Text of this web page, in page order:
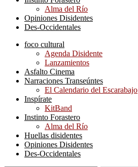
Alma del Río
Opiniones Disidentes
Des-Occidentales
foco cultural
Agenda Disidente
Lanzamientos
Asfalto Cinema
Narraciones Transeúntes
El Calendario del Escarabajo
Inspírate
KitBand
Instinto Forastero
Alma del Río
Huellas disidentes
Opiniones Disidentes
Des-Occidentales